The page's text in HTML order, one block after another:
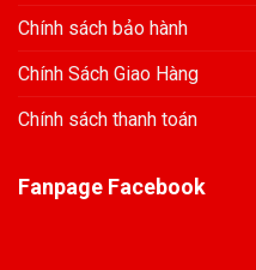
Chính sách bảo hành
Chính Sách Giao Hàng
Chính sách thanh toán
Fanpage Facebook